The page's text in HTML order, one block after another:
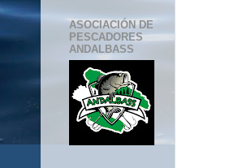
ASOCIACIÓN DE
PESCADORES
ANDALBASS